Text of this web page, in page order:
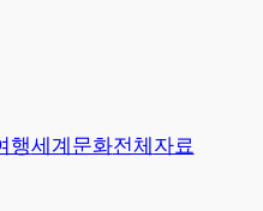
행세계문화전체 자료